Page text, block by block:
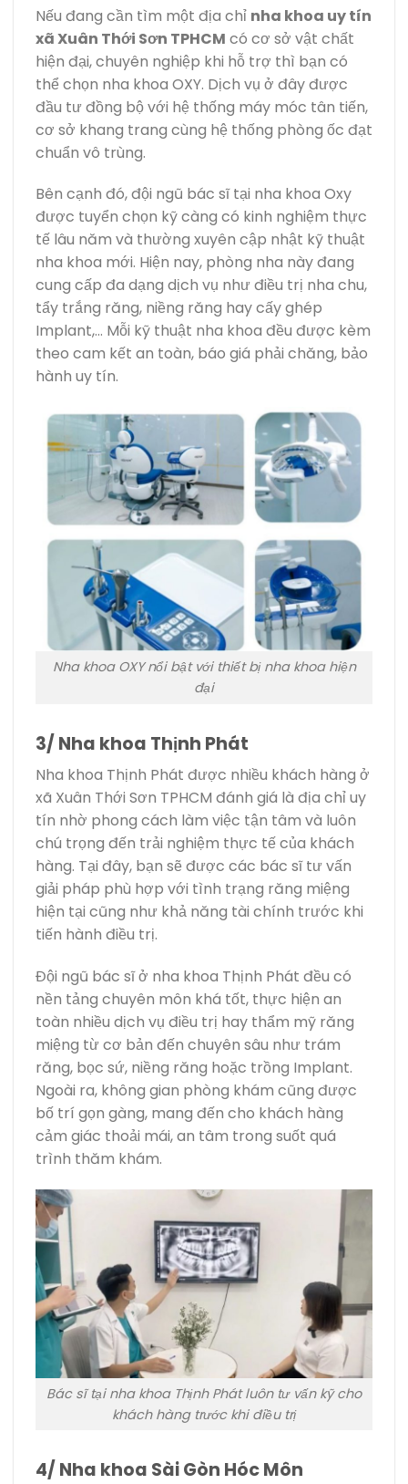
Nếu đang cần tìm một địa chỉ nha khoa uy tín
xã Xuân Thới Sơn TPHCM có cơ sở vật chất
hiện đại, chuyên nghiệp khi hỗ trợ thì bạn có
thể chọn nha khoa OXY. Dịch vụ ở đây được
đầu tư đồng bộ với hệ thống máy móc tân tiến,
cơ sở khang trang cùng hệ thống phòng ốc đạt
chuẩn vô trùng.
Bên cạnh đó, đội ngũ bác sĩ tại nha khoa Oxy
được tuyển chọn kỹ càng có kinh nghiệm thực
tế lâu năm và thường xuyên cập nhật kỹ thuật
nha khoa mới. Hiện nay, phòng nha này đang
cung cấp đa dạng dịch vụ như điều trị nha chu,
tẩy trắng răng, niềng răng hay cấy ghép
Implant,… Mỗi kỹ thuật nha khoa đều được kèm
theo cam kết an toàn, báo giá phải chăng, bảo
hành uy tín.
Nha khoa OXY nổi bật với thiết bị nha khoa hiện
đại
3/ Nha khoa Thịnh Phát
Nha khoa Thịnh Phát được nhiều khách hàng ở
xã Xuân Thới Sơn TPHCM đánh giá là địa chỉ uy
tín nhờ phong cách làm việc tận tâm và luôn
chú trọng đến trải nghiệm thực tế của khách
hàng. Tại đây, bạn sẽ được các bác sĩ tư vấn
giải pháp phù hợp với tình trạng răng miệng
hiện tại cũng như khả năng tài chính trước khi
tiến hành điều trị.
Đội ngũ bác sĩ ở nha khoa Thịnh Phát đều có
nền tảng chuyên môn khá tốt, thực hiện an
toàn nhiều dịch vụ điều trị hay thẩm mỹ răng
miệng từ cơ bản đến chuyên sâu như trám
răng, bọc sứ, niềng răng hoặc trồng Implant.
Ngoài ra, không gian phòng khám cũng được
bố trí gọn gàng, mang đến cho khách hàng
cảm giác thoải mái, an tâm trong suốt quá
trình thăm khám.
Bác sĩ tại nha khoa Thịnh Phát luôn tư vấn kỹ cho
khách hàng trước khi điều trị
4/ Nha khoa Sài Gòn Hóc Môn